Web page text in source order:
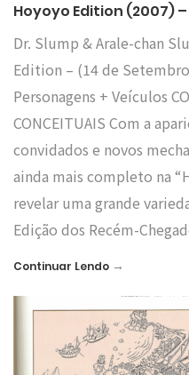
Hoyoyo Edition (2007)
Dr. Slump & Arale-chan
Edition – (14 de
Personagens + Veículos
CONCEITUAIS Com a
convidados e novos
ainda mais completo na
revelar uma grande
Edição dos Recém-
Continuar Lendo →